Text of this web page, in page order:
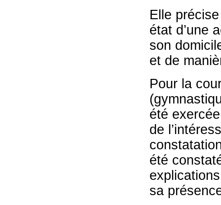
Elle
état d’une
son
et de
Pour la
été
de
été
sa